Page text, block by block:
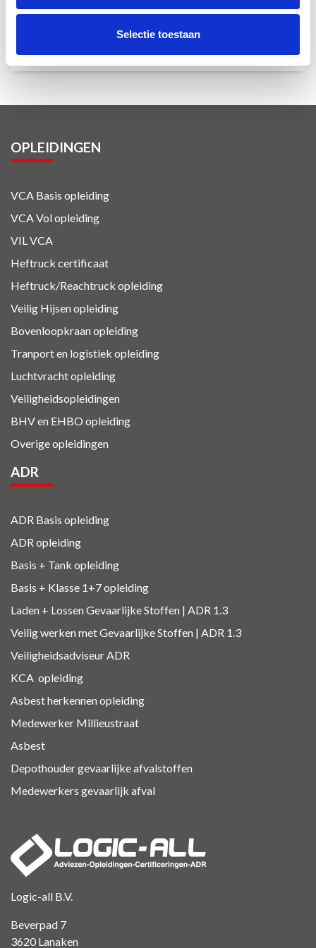
Selectie toestaan
Heftruck & Reachtruck
Logic-all B.V.
Beverpad 7
3620 Lanaken
OPLEIDINGEN
VCA Basis opleiding
VCA Vol opleiding
VIL VCA
Heftruck certificaat
Heftruck/Reachtruck opleiding
Veilig Hijsen opleiding
Bovenloopkraan opleiding
Tranport en logistiek opleiding
Luchtvrachtopleiding
Veiligheidsopleidingen
BHV en EHBO opleiding
Overige opleidingen
ADR
ADR Basis opleiding
ADR opleiding
Basis + Tank opleiding
Basis + Klasse 1+7opleiding
Laden + Lossen Gevaarlijke Stoffen | ADR 1.3
Veilig werken met Gevaarlijke Stoffen | ADR 1.3
Veiligheidsadviseur ADR
KCA opleiding
Asbest herkennenopleiding
Medewerker Millieustraat
Asbest
Depothouder gevaarlijke afvalstoffen
Medewerkers gevaarlijk afval